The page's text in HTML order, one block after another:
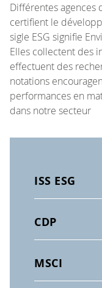
Différentes agences
certifient le
sigle ESG signifie
Elles collectent des
effectuent des
notations
performances en
dans notre secteur
ISS ESG
CDP
MSCI